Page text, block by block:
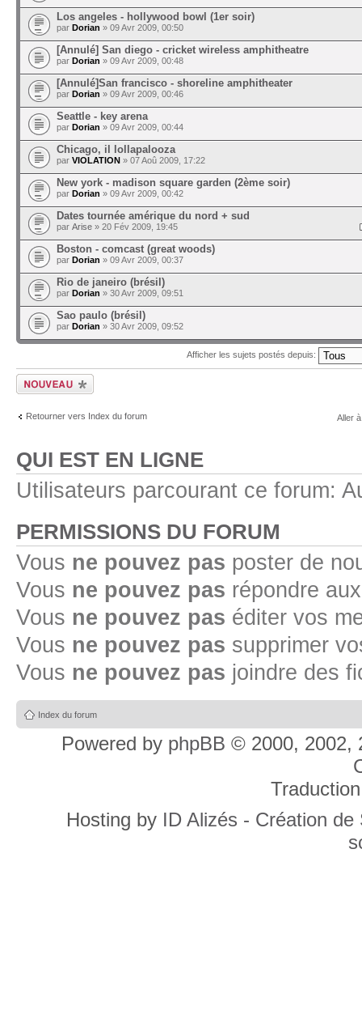
Los angeles - hollywood bowl (1er soir)
par Dorian » 09 Avr 2009, 00:50
[Annulé] San diego - cricket wireless amphitheatre
par Dorian » 09 Avr 2009, 00:48
[Annulé]San francisco - shoreline amphitheater
par Dorian » 09 Avr 2009, 00:46
Seattle - key arena
par Dorian » 09 Avr 2009, 00:44
Chicago, il lollapalooza
par VIOLATION » 07 Aoû 2009, 17:22
New york - madison square garden (2ème soir)
par Dorian » 09 Avr 2009, 00:42
Dates tournée amérique du nord + sud
par Arise » 20 Fév 2009, 19:45
Boston - comcast (great woods)
par Dorian » 09 Avr 2009, 00:37
Rio de janeiro (brésil)
par Dorian » 30 Avr 2009, 09:51
Sao paulo (brésil)
par Dorian » 30 Avr 2009, 09:52
Afficher les sujets postés depuis:
Ecrire un nouveau
sujet
Retourner vers Index du forum Aller
QUI EST EN LIGNE
Utilisateurs parcourant ce forum:
PERMISSIONS DU FORUM
Vous ne pouvez pas poster de
Vous ne pouvez pas répondre
Vous ne pouvez pas éditer vos
Vous ne pouvez pas supprimer
Vous ne pouvez pas joindre des
Index du forum
Powered by phpBB © 2000, 2002,
Hosting by ID Alizés - Création